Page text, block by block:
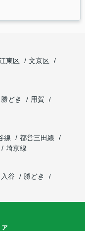
東区
文京区
勝どき
用賀
線
都営三田線
埼京線
入谷
勝どき